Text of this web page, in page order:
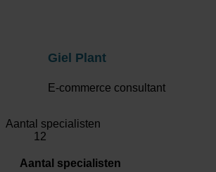
Giel Plant
E-commerce consultant
Aantal specialisten
12
Aantal specialisten